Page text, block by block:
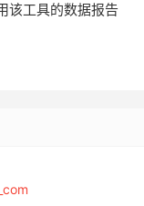
该工具的数据报告